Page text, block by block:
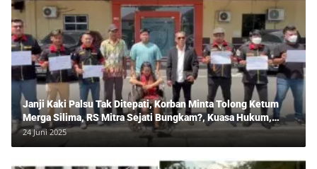
Janji Kaki Palsu Tak Ditepati, Korban Minta Tolong Ketum
Merga Silima, RS Mitra Sejati Bungkam?, Kuasa Hukum,
Hans Silalahi Dampingi Julita Cari Keadilan
24 Juni 2025